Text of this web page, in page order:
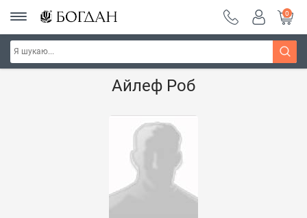
0
Головна Наші автори - Навчальна книга - "Богдан"
Айлеф Роб